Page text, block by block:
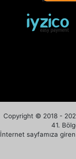
Copyright © 2018 -
41.
İnternet sayfamıza giren